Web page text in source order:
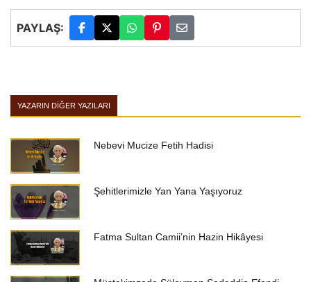
PAYLAŞ:
YAZARIN DIĞER YAZILARI
Nebevi Mucize Fetih Hadisi
Şehitlerimizle Yan Yana Yaşıyoruz
Fatma Sultan Camii’nin Hazin Hikâyesi